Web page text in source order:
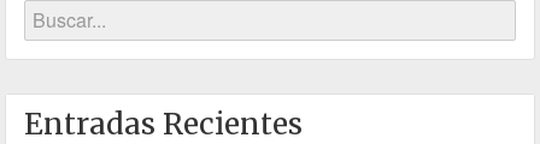
Entradas Recientes